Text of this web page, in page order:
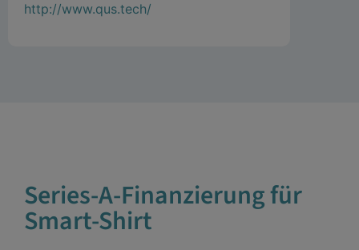
http://www.qus.tech/
Series-A-Finanzierung für
Smart-Shirt